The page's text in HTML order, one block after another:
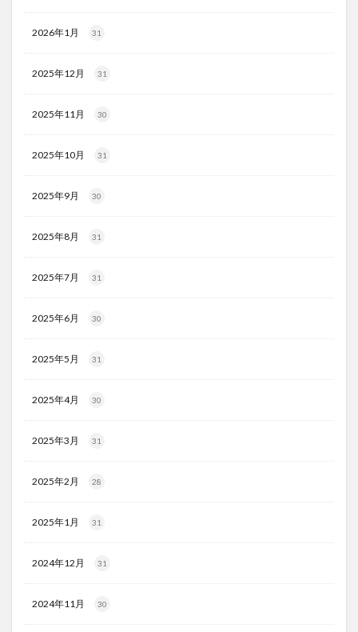
2026年1月 31
2025年12月 31
2025年11月 30
2025年10月 31
2025年9月 30
2025年8月 31
2025年7月 31
2025年6月 30
2025年5月 31
2025年4月 30
2025年3月 31
2025年2月 28
2025年1月 31
2024年12月 31
2024年11月 30